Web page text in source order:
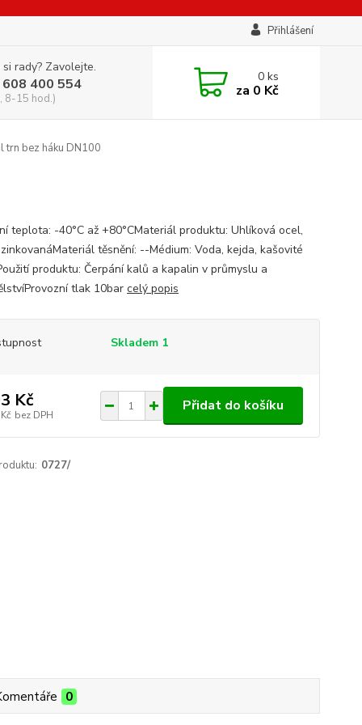
Přihlášení
rady? Zavolejte.
400 554
8-15 hod.)
0ks
za 0 Kč
trn bez háku DN100
teplota: -40°C až +80°CMateriál produktu: Uhlíková ocel,
těsnění: --Médium: Voda, kejda, kašovité
produktu: Čerpání kalů a kapalin v průmyslu a
tlak 10bar celý popis
Skladem 1
Kč
bez DPH
Přidat do košíku
0727/
0